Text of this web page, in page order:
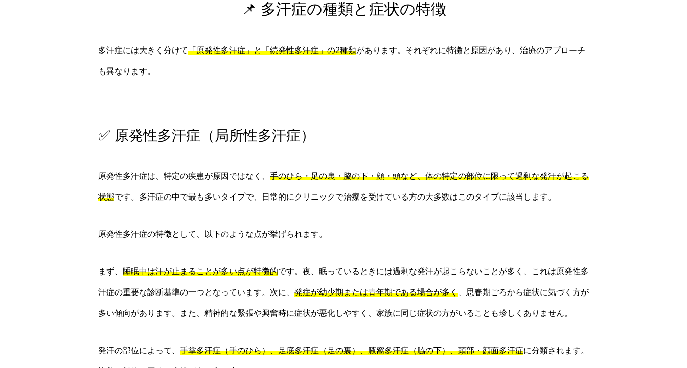
📌 多汗症の種類と症状の特徴
多汗症には大きく分けて「原発性多汗症」と「続発性多汗症」の2種類があります。それぞれに特徴と原因があり、治療のアプローチ
も異なります。
✅ 原発性多汗症（局所性多汗症）
原発性多汗症は、特定の疾患が原因ではなく、 手のひら・足の裏・脇の下・顔・頭など、体の特定の部位に限って過剰な発汗が起こる
状態です。多汗症の中で最も多いタイプで、日常的にクリニックで治療を受けている方の大多数はこのタイプに該当します。
原発性多汗症の特徴として、以下のような点が挙げられます。
まず、 睡眠中は汗が止まることが多い点が特徴的です。夜、眠っているときには過剰な発汗が起こらないことが多く、これは原発性多
汗症の重要な診断基準の一つとなっています。次に、 発症が幼少期または青年期である場合が多く 、思春期ごろから症状に気づく方が
多い傾向があります。また、精神的な緊張や興奮時に症状が悪化しやすく、家族に同じ症状の方がいることも珍しくありません。
発汗の部位によって、 手掌多汗症（手のひら）、足底多汗症（足の裏）、腋窩多汗症（脇の下）、頭部・顔面多汗症に分類されます。